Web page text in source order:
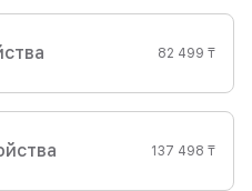
82 499 ₸
137 498 ₸